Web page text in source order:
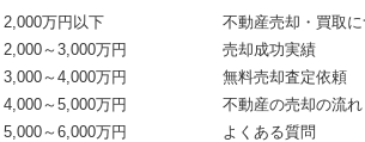
2,000万円以下
2,000～3,000万円
3,000～4,000万円
4,000～5,000万円
5,000～6,000万円
不動産売却・買取
売却成功実績
無料売却査定依頼
不動産の売却の流れ
よくある質問